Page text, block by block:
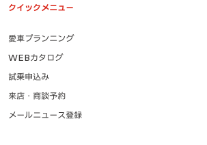
クイックメニュー
愛車プランニング
WEBカタログ
試乗申込み
来店・商談予約
メールニュース登録